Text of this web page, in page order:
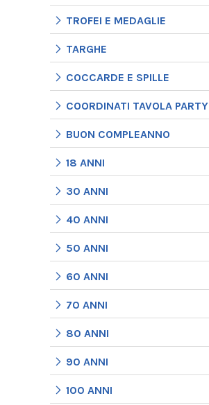
TROFEI E MEDAGLIE
TARGHE
COCCARDE E SPILLE
COORDINATI TAVOLA PARTY
BUON COMPLEANNO
18 ANNI
30 ANNI
40 ANNI
50 ANNI
60 ANNI
70 ANNI
80 ANNI
90 ANNI
100 ANNI